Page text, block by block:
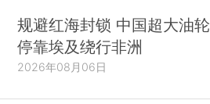
规避红海封锁 中国超大油轮
停靠埃及绕行非洲
2026年08月06日